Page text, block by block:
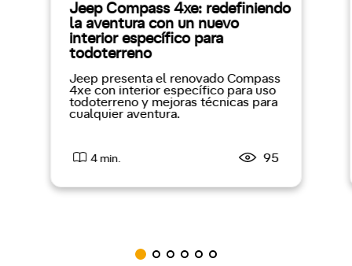
Jeep Compass 4xe: redefiniendo
la aventura con un nuevo
interior específico para
todoterreno
Jeep presenta el renovado Compass
4xe con interior específico para uso
todoterreno y mejoras técnicas para
cualquier aventura.
4 min. 95